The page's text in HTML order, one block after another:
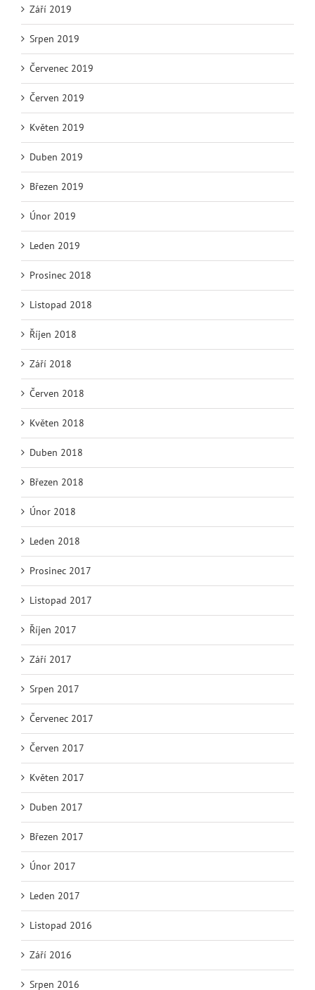
Září 2019
Srpen 2019
Červenec 2019
Červen 2019
Květen 2019
Duben 2019
Březen 2019
Únor 2019
Leden 2019
Prosinec 2018
Listopad 2018
Říjen 2018
Září 2018
Červen 2018
Květen 2018
Duben 2018
Březen 2018
Únor 2018
Leden 2018
Prosinec 2017
Listopad 2017
Říjen 2017
Září 2017
Srpen 2017
Červenec 2017
Červen 2017
Květen 2017
Duben 2017
Březen 2017
Únor 2017
Leden 2017
Listopad 2016
Září 2016
Srpen 2016